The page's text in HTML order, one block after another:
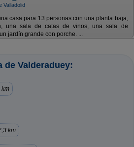
Valladolid
casa para 13 personas con una planta baja,
una sala de catas de vinos, una sala de
jardín grande con porche. ...
de Valderaduey:
km
km